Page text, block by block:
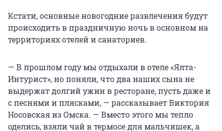
Кстати, основные новогодние развлечения будут
происходить в праздничную ночь в основном на
территориях отелей и санаториев.
— В прошлом году мы отдыхали в отеле «Ялта-
Интурист», но поняли, что два наших сына не
выдержат долгий ужин в ресторане, пусть даже и
с песнями и плясками, — рассказывает Виктория
Носовская из Омска. — Вместо этого мы тепло
оделись, взяли чай в термосе для мальчишек, а